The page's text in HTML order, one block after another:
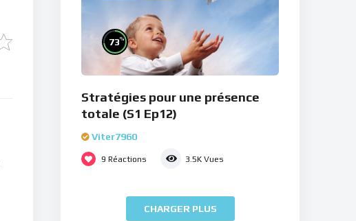
73%
Stratégies pour une présence
totale (S1 Ep12)
Viter7960
9 Réactions 3.5K Vues
CHARGER PLUS